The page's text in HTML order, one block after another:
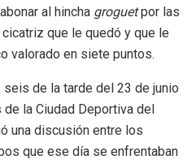
al hincha groguetpor las
que le quedó y que le
valorado en siete puntos.
de la tarde del 23 de junio
la Ciudad Deportiva del
una discusión entre los
que ese día se enfrentaban